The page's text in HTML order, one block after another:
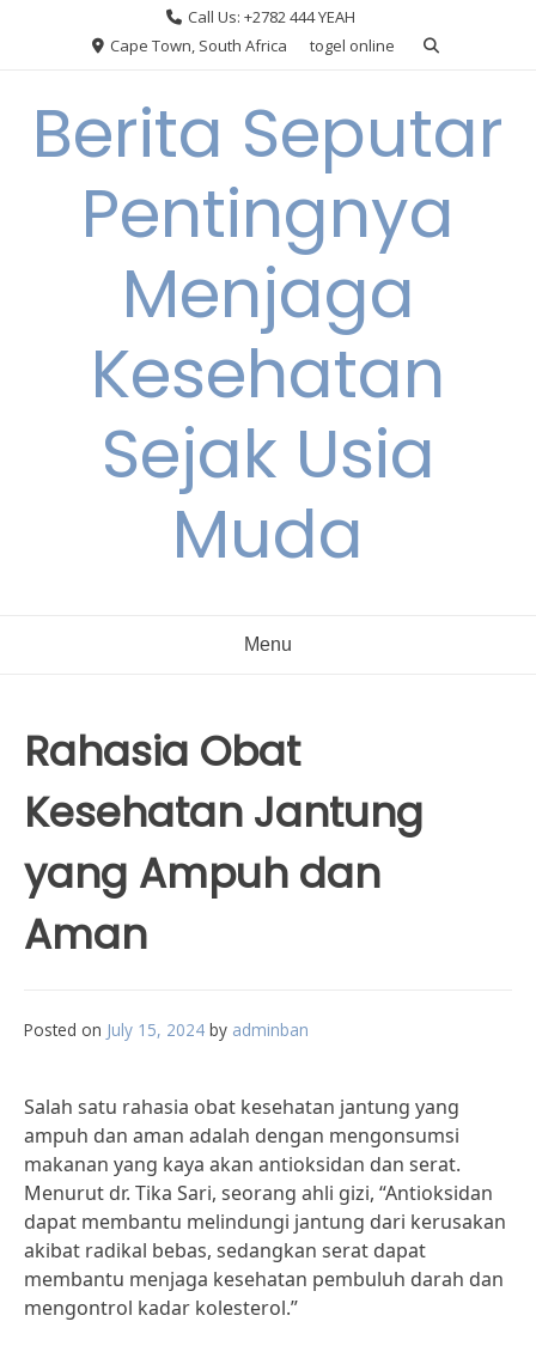
Call Us: +2782 444 YEAH
Cape Town, South Africa
togel online
Berita Seputar
Pentingnya
Menjaga
Kesehatan
Sejak Usia
Muda
Menu
Rahasia Obat
Kesehatan Jantung
yang Ampuh dan
Aman
Posted on July 15, 2024 by adminban
Salah satu rahasia obat kesehatan jantung yang
ampuh dan aman adalah dengan mengonsumsi
makanan yang kaya akan antioksidan dan serat.
Menurut dr. Tika Sari, seorang ahli gizi, “Antioksidan
dapat membantu melindungi jantung dari kerusakan
akibat radikal bebas, sedangkan serat dapat
membantu menjaga kesehatan pembuluh darah dan
mengontrol kadar kolesterol.”